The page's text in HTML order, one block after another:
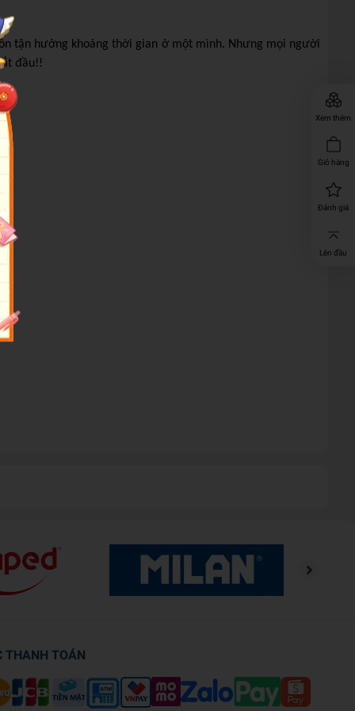
Xem thêm
Giỏ hàng
Đánh giá
Lên đầu
tận hưởng khoảng thời gian ở một mình. Nhưng mọi người
đầu!!
THANH TOÁN